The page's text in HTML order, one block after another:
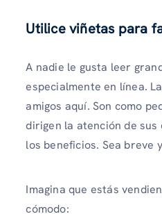
Utilice viñetas para
A nadie le gusta leer
especialmente en línea.
amigos aquí. Son como
dirigen la atención de sus
los beneficios. Sea breve
Imagina que estás
cómodo: